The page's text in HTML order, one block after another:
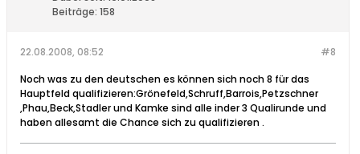
Beiträge: 158
#8
22.08.2008, 08:52
Noch was zu den deutschen es können sich noch 8 für das
Hauptfeld qualifizieren:Grönefeld,Schruff,Barrois,Petzschner
,Phau,Beck,Stadler und Kamke sind alle inder 3 Qualirunde und
haben allesamt die Chance sich zu qualifizieren .